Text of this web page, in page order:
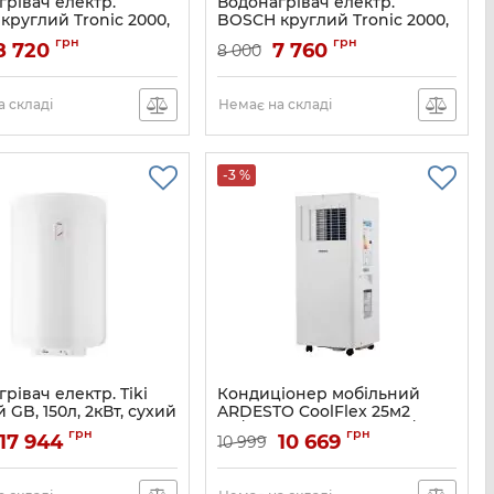
круглий Tronic 2000,
мех. кер-ння, C,
720 грн
складі
BOSCH круглий Tronic 2000,
100л, 2кВт, мех. кер-ння, C,
білий
Артикул: 7736506092
8 000 7 760 грн
Немає на складі
електр. Tiki
GB, 150л, 2кВт, сухий
кер-ння, C, білий,
17 944 грн
-3 %
Кондиціонер мобільний
ARDESTO CoolFlex 25м2
on/off 9000BTU 2.5кВт A/-
R290 білий
Артикул: ARD-ACM09
10 999 10 669 грн